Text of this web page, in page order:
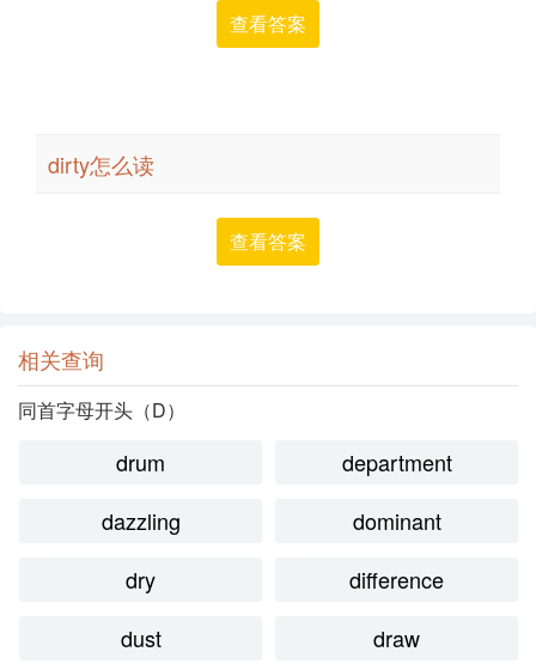
相关查询
同首字母开头（D）
drum
department
dazzling
dominant
dry
difference
dust
draw
查看答案
dirty怎么读
查看答案